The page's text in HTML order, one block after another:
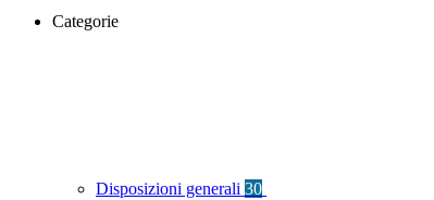
Categorie
Disposizioni generali 30